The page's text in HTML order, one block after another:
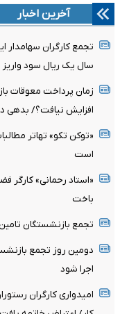
آخرین اخبار
تجمع کارگران سهامدار
سال یک ریال سود واریز
زمان پرداخت معوقات
افزایش نیافت؟/ بدهی دولت ۱۲۰۰ همت است؛
«توکن تکو» تهاتر
است
«استاد رحمانی» کارگر
باخت
تجمع بازنشستگان
دومین روز تجمع
اجرا شود
امیدواری کارگران